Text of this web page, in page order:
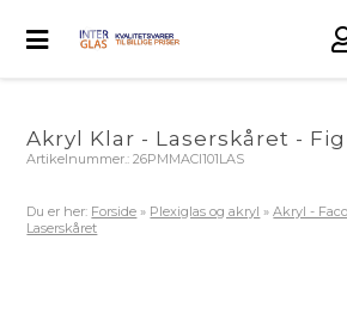
Akryl Klar - Laserskåret -
Artikelnummer.:26PMMACl101LAS
Du er her: Forside » Plexiglas og akryl »Akryl -
Laserskåret